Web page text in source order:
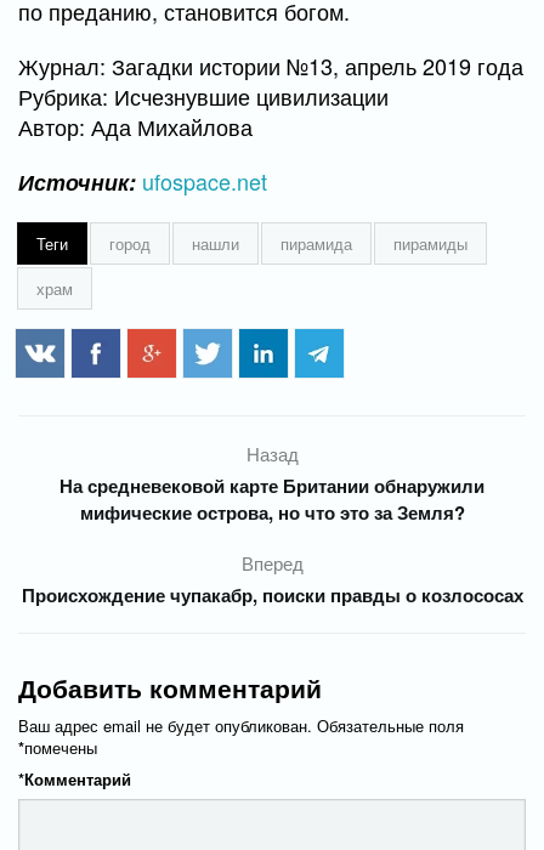
по преданию, становится богом.
Журнал: Загадки истории №13, апрель 2019 года
Рубрика: Исчезнувшие цивилизации
Автор: Ада Михайлова
Источник: ufospace.net
Теги город нашли пирамида
пирамиды
храм
Назад
На средневековой карте Британии обнаружили
мифические острова, но что это за Земля?
Вперед
Происхождение чупакабр, поиски правды о козлососах
Добавить комментарий
Ваш адрес email не будет опубликован. Обязательные поля
помечены
*
Комментарий
*